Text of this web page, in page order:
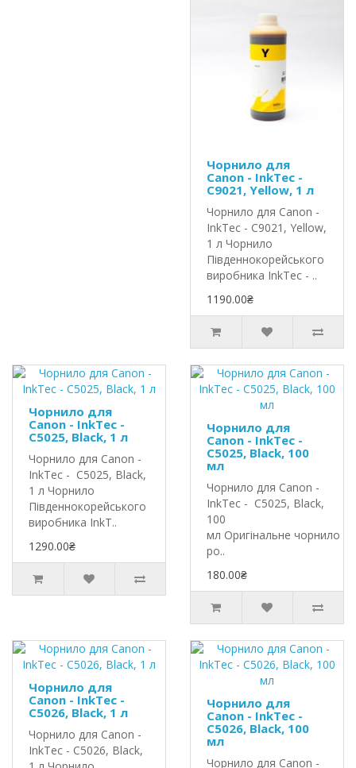
Чорнило для
Canon - InkTec -
C9021, Yellow, 1 л
Чорнило для Canon -
InkTec - C9021, Yellow,
1 л Чорнило
Південнокорейського
виробника InkTec - ..
1190.00₴
Чорнило для
Canon - InkTec -
C5025, Black, 1 л
Чорнило для Canon -
InkTec - C5025, Black,
1 л Чорнило
Південнокорейського
виробника InkT..
1290.00₴
Чорнило для
Canon - InkTec -
C5025, Black, 100
мл
Чорнило для Canon -
InkTec - C5025, Black,
100
мл Оригінальне чорнило
ро..
180.00₴
Чорнило для
Canon - InkTec -
C5026, Black, 1 л
Чорнило для Canon -
InkTec - C5026, Black,
Чорнило для
Canon - InkTec -
C5026, Black, 100
мл
Чорнило для Canon -